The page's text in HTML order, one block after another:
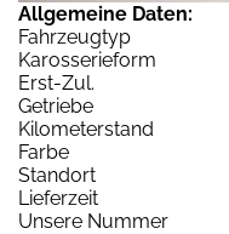
Allgemeine Daten:
Fahrzeugtyp
Karosserieform
Erst-Zul.
Getriebe
Kilometerstand
Farbe
Standort
Lieferzeit
Unsere Nummer